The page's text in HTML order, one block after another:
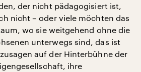
der nicht pädagogisiert ist,
nicht – oder viele möchten das
wo sie weitgehend ohne die
unterwegs sind, das ist
auf der Hinterbühne der
ihre